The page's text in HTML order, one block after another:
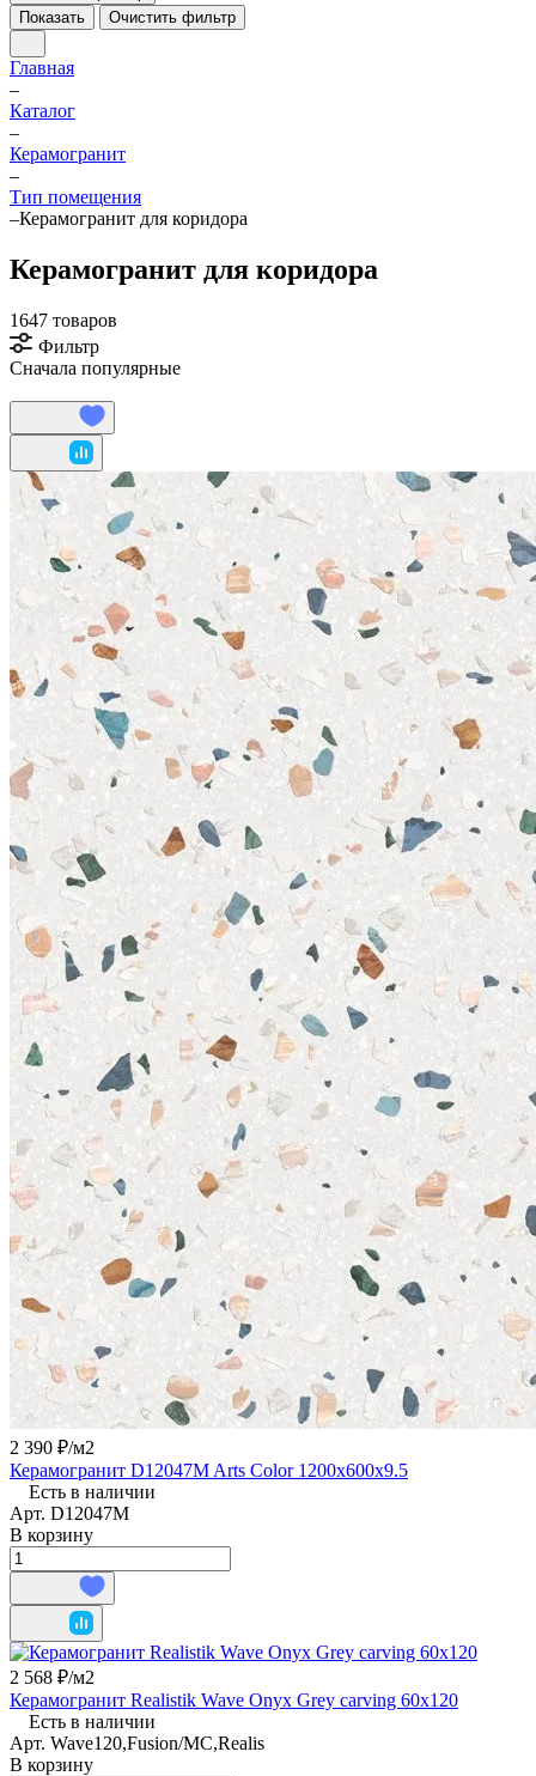
Показать
Очистить фильтр
Главная
–
Каталог
–
Керамогранит
–
Тип помещения
–Керамогранит для коридора
Керамогранит для коридора
1647 товаров
Фильтр
Сначала популярные
2 390 ₽/м2
Керамогранит D12047M Arts Color 1200x600x9.5
Есть в наличии
Арт. D12047M
В корзину
2 568 ₽/м2
Керамогранит Realistik Wave Onyx Grey carving 60x120
Есть в наличии
Арт. Wave120,Fusion/MC,Realis
В корзину